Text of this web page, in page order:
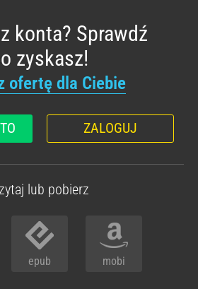
konta? Sprawdź
zyskasz!
ofertę dla Ciebie
ZALOGUJ
lub pobierz
epub mobi